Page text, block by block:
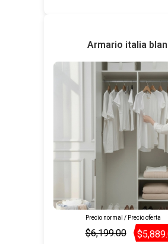
Armario italia
Precio normal / Precio oferta
$6,199.00